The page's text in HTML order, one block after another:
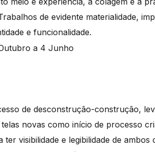
de evidente materialidade,
e funcionalidade.
de desconstrução-construção,
novas como início de processo
visibilidade e legibilidade de ambos